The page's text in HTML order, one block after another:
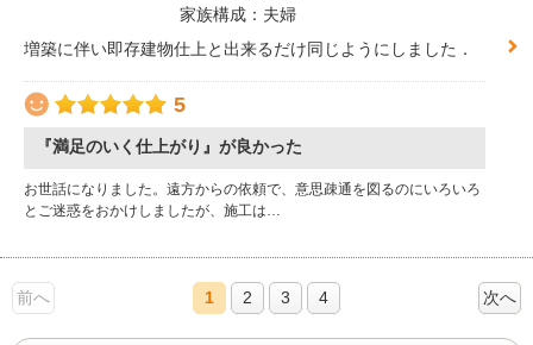
家族構成：夫婦
増築に伴い即存建物仕上と出来るだけ同じようにしました．
5
『満足のいく仕上がり』が良かった
お世話になりました。遠方からの依頼で、意思疎通を図るのにいろいろ
とご迷惑をおかけしましたが、施工は…
前へ 1 2 3 4 次へ